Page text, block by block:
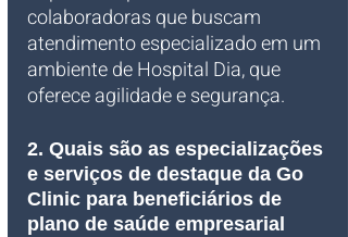
colaboradoras que buscam
atendimento especializado em um
ambiente de Hospital Dia, que
oferece agilidade e segurança.
2. Quais são as especializações
e serviços de destaque da Go
Clinic para beneficiários de
plano de saúde empresarial